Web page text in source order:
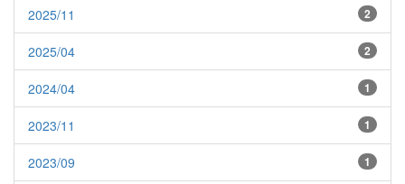
2025/11 2
2025/04 2
2024/04 1
2023/11 1
2023/09 1